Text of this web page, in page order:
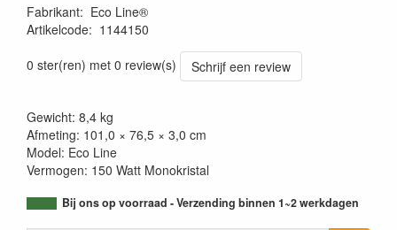
Fabrikant: Eco Line®
Artikelcode: 1144150
0 ster(ren) met 0 review(s)
Schrijf een review
Gewicht: 8,4 kg
Afmeting: 101,0 × 76,5 × 3,0 cm
Model: Eco Line
Vermogen: 150 Watt Monokristal
Bij ons op voorraad - Verzending binnen 1~2 werkdagen